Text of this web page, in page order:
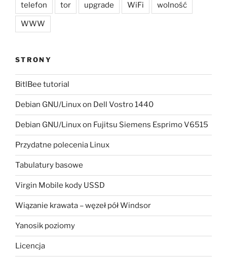
telefon tor upgrade WiFi wolność
WWW
STRONY
BitlBee tutorial
Debian GNU/Linux on Dell Vostro 1440
Debian GNU/Linux on Fujitsu Siemens Esprimo V6515
Przydatne polecenia Linux
Tabulatury basowe
Virgin Mobile kody USSD
Wiązanie krawata – węzeł pół Windsor
Yanosik poziomy
Licencja